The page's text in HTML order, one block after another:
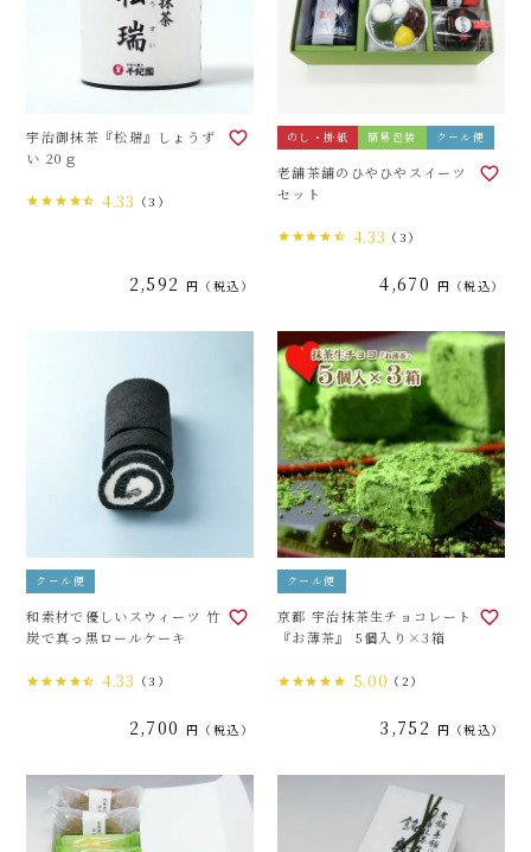
宇治御抹茶『松瑞』しょうず
い 20ｇ
4.33 （3）
2,592 税込
のし・掛紙 簡易包装 クール便
老舗茶舗のひやひやスイーツ
セット
4.33 （3）
4,670 税込
クール便
和素材で優しいスウィーツ 竹
炭で真っ黒ロールケーキ
4.33 （3）
2,700 税込
クール便
京都 宇治抹茶生チョコレート
『お薄茶』 5個入り×3箱
5.00 （2）
3,752 税込